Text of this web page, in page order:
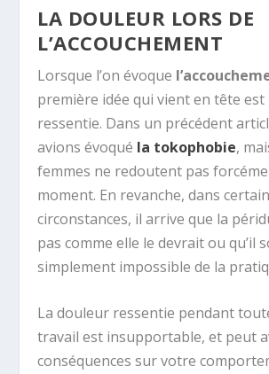
LA DOULEUR LORS DE
L’ACCOUCHEMENT
Lorsque l’on évoque
première idée qui vient en tête
ressentie. Dans un précédent
avions évoqué la tokophobie,
femmes ne redoutent pas
moment. En revanche, dans
circonstances, il arrive que la
pas comme elle le devrait ou qu’il
simplement impossible de la
La douleur ressentie pendant
travail est insupportable, et peut
conséquences sur votre